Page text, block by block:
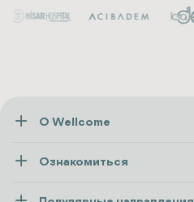
О Wellcome
Пресса
Ознакомиться